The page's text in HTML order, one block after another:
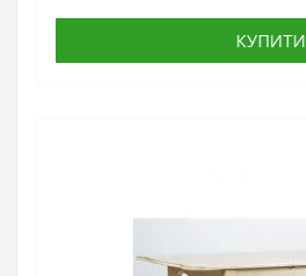
КУПИТИ